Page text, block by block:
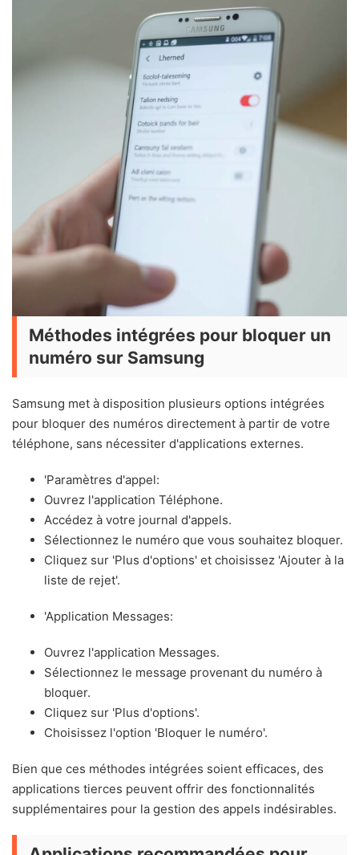
Méthodes intégrées pour bloquer un
numéro sur Samsung
Samsung met à disposition plusieurs options intégrées
pour bloquer des numéros directement à partir de votre
téléphone, sans nécessiter d'applications externes.
'Paramètres d'appel:
Ouvrez l'application Téléphone.
Accédez à votre journal d'appels.
Sélectionnez le numéro que vous souhaitez bloquer.
Cliquez sur 'Plus d'options' et choisissez 'Ajouter à la
liste de rejet'.
'Application Messages:
Ouvrez l'application Messages.
Sélectionnez le message provenant du numéro à
bloquer.
Cliquez sur 'Plus d'options'.
Choisissez l'option 'Bloquer le numéro'.
Bien que ces méthodes intégrées soient efficaces, des
applications tierces peuvent offrir des fonctionnalités
supplémentaires pour la gestion des appels indésirables.